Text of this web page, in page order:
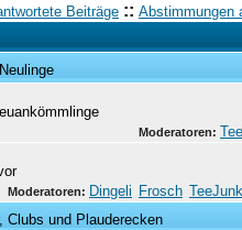
Beiträge :: Abstimmungen
Moderatoren:
Moderatoren: Dingeli Frosch
Clubs und Plauderecken